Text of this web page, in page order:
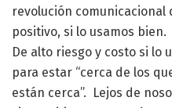
revolución
positivo, si lo usamos bien.
De alto riesgo y costo si lo
para estar “cerca de los
están cerca”. Lejos de